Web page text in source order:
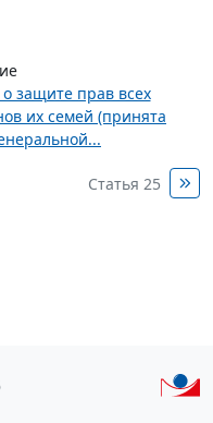
защите прав всех
их семей (принята
Статья 25